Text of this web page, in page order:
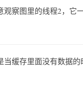
察图里的线程2，它
缓存里面没有数据